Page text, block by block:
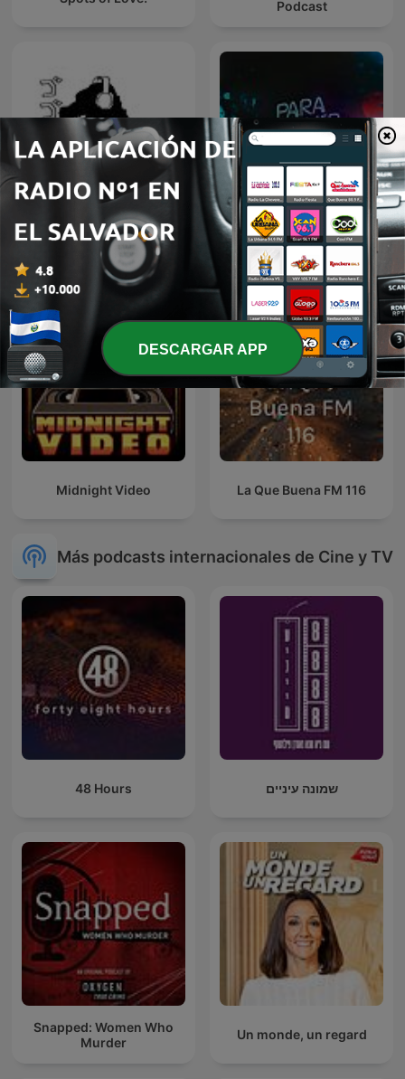
Podcast
Go Go Godzilla Para Dormir Después
Midnight Video La Que Buena FM 116
Más podcasts internacionales de Cine y TV
48 Hours שמונה עיניים
Snapped: Women Who
Murder
Un monde, un regard
DESCARGAR APP